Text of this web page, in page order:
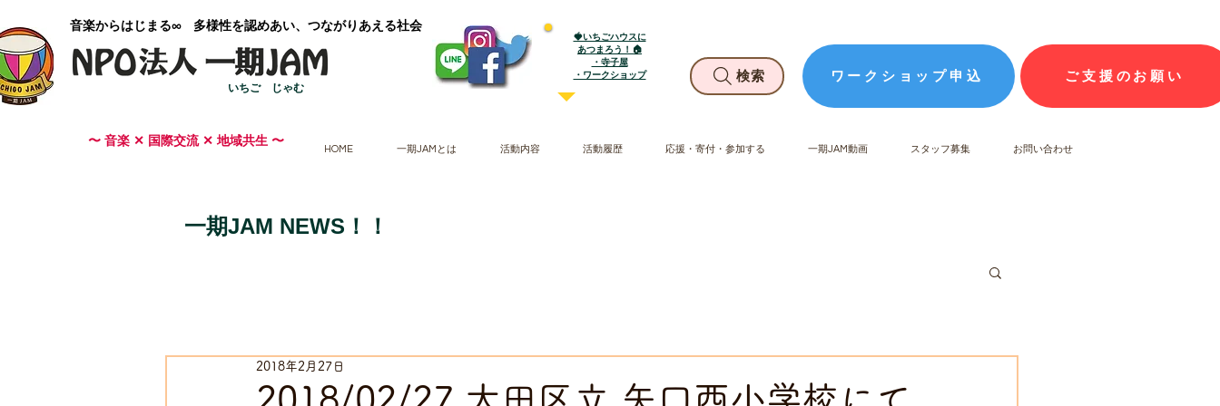
​音楽からはじまる∞ 多様性を認めあい、つながりあえる社会
いちご じゃむ
🍓いちごハウスに
あつまろう！🏠
・寺子屋
​・ワークショップ
検索 ワークショップ申込 ご支援のお願い
〜 音楽 ✕ 国際交流 ✕ 地域共生 〜
HOME 一期JAMとは 活動内容 活動履歴 応援・寄付・参加する 一期JAM動画 スタッフ募集 お問い合わせ
一期JAM NEWS！！
2018/02/27 大田区立 矢口西小学校にて
2018年2月27日